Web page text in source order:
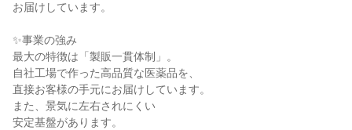
お届けしています。
✨事業の強み
最大の特徴は「製販一貫体制」。
自社工場で作った高品質な医薬品を、
直接お客様の手元にお届けしています。
また、景気に左右されにくい
安定基盤があります。